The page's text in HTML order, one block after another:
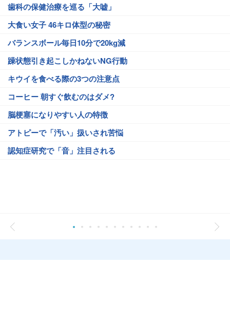
歯科の保健治療を巡る「大嘘」
大食い女子 46キロ体型の秘密
バランスボール毎日10分で20kg減
躁状態引き起こしかねないNG行動
キウイを食べる際の3つの注意点
コーヒー 朝すぐ飲むのはダメ?
脳梗塞になりやすい人の特徴
アトピーで「汚い」扱いされ苦悩
認知症研究で「音」注目される